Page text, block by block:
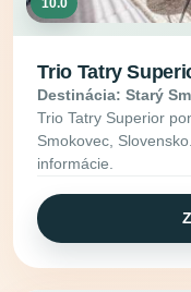
10.0
Trio Tatry
Destinácia: Starý
Trio Tatry Superior
Smokovec,
informácie.